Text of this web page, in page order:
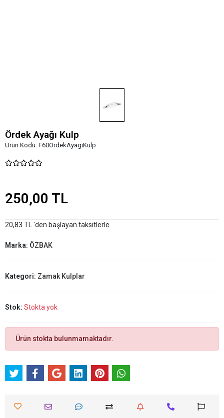
Ördek Ayağı Kulp
Ürün Kodu: F60OrdekAyagıKulp
250,00 TL
20,83 TL 'den başlayan taksitlerle
Marka: ÖZBAK
Kategori: Zamak Kulplar
Stok: Stokta yok
Ürün stokta bulunmamaktadır.